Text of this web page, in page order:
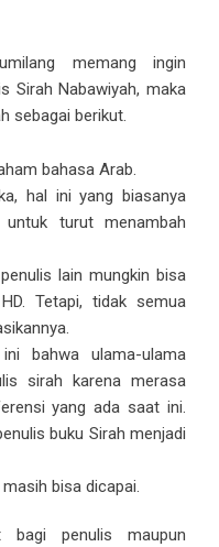
memang ingin
Sirah Nabawiyah, maka
sebagai berikut.
bahasa Arab.
hal ini yang biasanya
turut menambah
lain mungkin bisa
Tetapi, tidak semua
bahwa ulama-ulama
sirah karena merasa
yang ada saat ini.
buku Sirah menjadi
bisa dicapai.
bagi penulis maupun